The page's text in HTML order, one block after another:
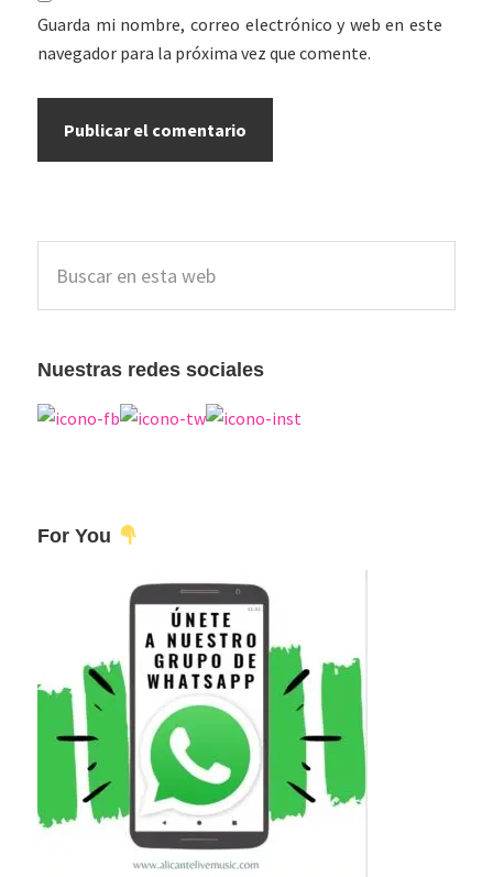
Guarda mi nombre, correo electrónico y web en este
navegador para la próxima vez que comente.
Barra
lateral
esta
Nuestras redes sociales
For You